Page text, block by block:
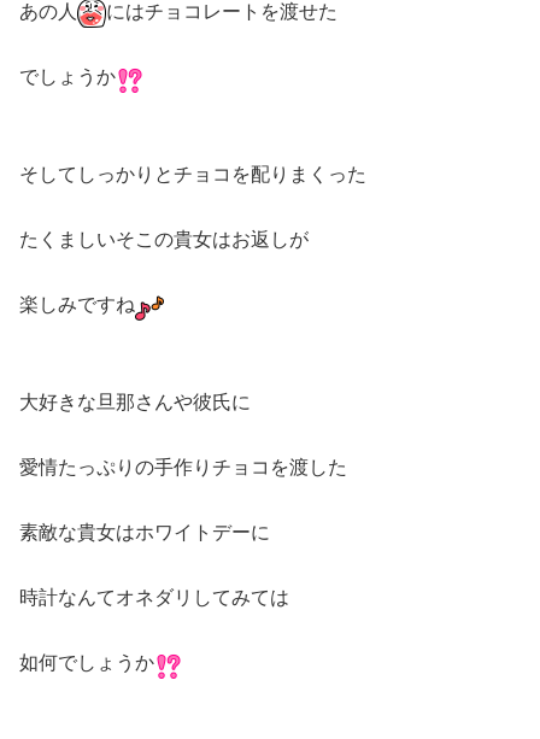
あの人 にはチョコレートを渡せた
でしょうか
そしてしっかりとチョコを配りまくった
たくましいそこの貴女はお返しが
楽しみですね
大好きな旦那さんや彼氏に
愛情たっぷりの手作りチョコを渡した
素敵な貴女はホワイトデーに
時計なんてオネダリしてみては
如何でしょうか